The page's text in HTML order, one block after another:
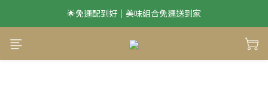
滿 $1500 享本島免運
🌟免運配到好｜美味組合免運送到家
滿 $1500 享本島免運